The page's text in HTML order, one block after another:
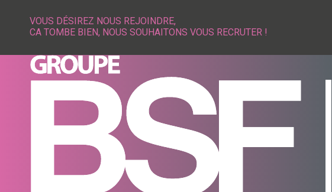
VOUS DÉSIREZ NOUS REJOINDRE,
CA TOMBE BIEN, NOUS SOUHAITONS VOUS RECRUTER !